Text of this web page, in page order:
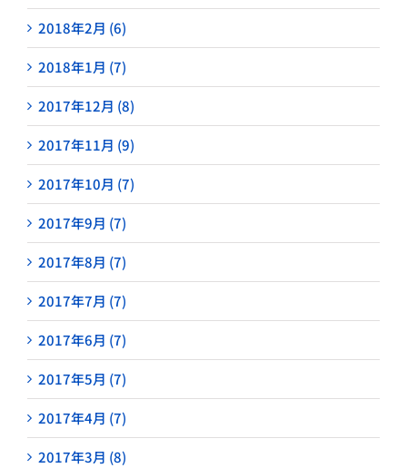
2018年2月 (6)
2018年1月 (7)
2017年12月 (8)
2017年11月 (9)
2017年10月 (7)
2017年9月 (7)
2017年8月 (7)
2017年7月 (7)
2017年6月 (7)
2017年5月 (7)
2017年4月 (7)
2017年3月 (8)